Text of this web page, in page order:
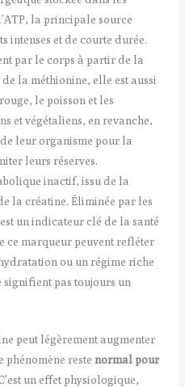
la principale source
intenses et de courte durée.
par le corps à partir de la
la méthionine, elle est aussi
le poisson et les
et végétaliens, en revanche,
leur organisme pour la
leurs réserves.
inactif, issu de la
la créatine. Éliminée par les
un indicateur clé de la santé
ce marqueur peuvent refléter
ou un régime riche
signifient pas toujours un
peut légèrement augmenter
phénomène reste normal pour
un effet physiologique,